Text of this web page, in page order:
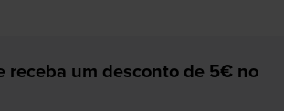
receba um desconto de 5€ no